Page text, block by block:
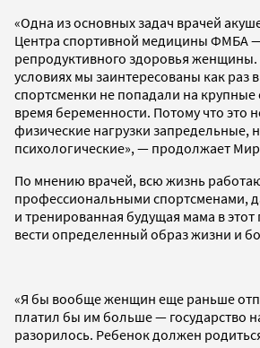
«Одна из основных задач врачей
Центра спортивной медицины ФМБА
репродуктивного здоровья
условиях мы заинтересованы как раз
спортсменки не попадали на крупные
время беременности. Потому что это
физические нагрузки запредельные,
психологические», — продолжает
По мнению врачей, всю жизнь
профессиональными спортсменами,
и тренированная будущая мама в
вести определенный образ жизни и
«Я бы вообще женщин еще раньше
платил бы им больше — государство
разорилось. Ребенок должен